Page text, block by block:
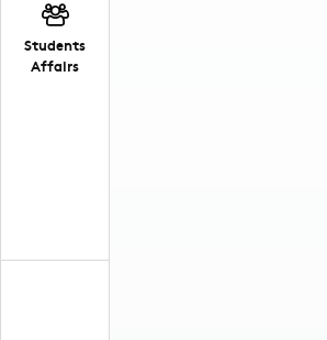
Students
Affairs